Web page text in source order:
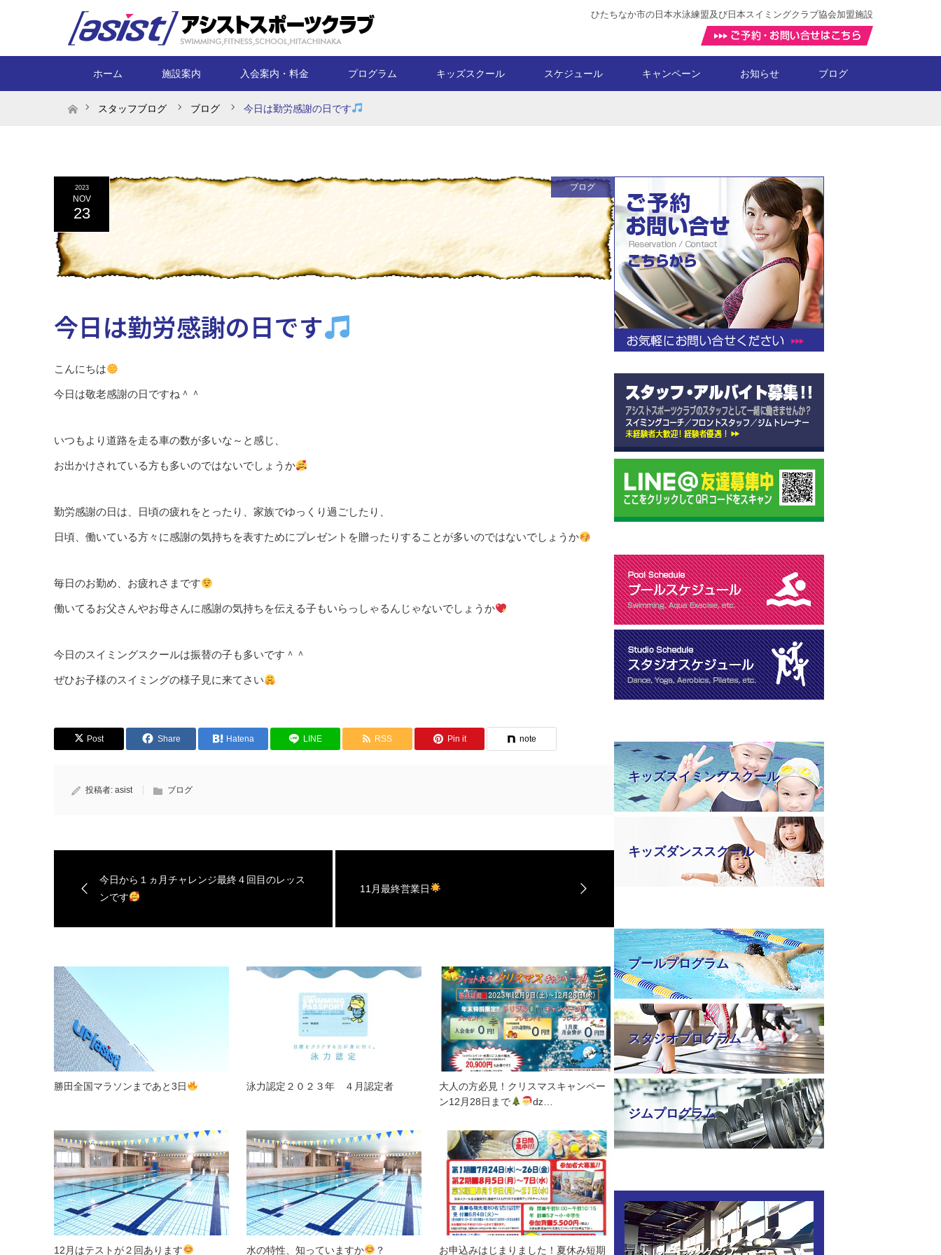
ひたちなか市の日本水泳練盟及び日本スイミングクラブ協会加盟施設
ホーム 施設案内 入会案内・料金 プログラム キッズスクール スケジュール キャンペーン お知らせ ブログ
ホームスタッフブログ ブログ 今日は勤労感謝の日です
2023
NOV
23
ブログ
今日は勤労感謝の日です
こんにちは
今日は敬老感謝の日ですね＾＾
いつもより道路を走る車の数が多いな～と感じ、
お出かけされている方も多いのではないでしょうか
勤労感謝の日は、日頃の疲れをとったり、家族でゆっくり過ごしたり、
日頃、働いている方々に感謝の気持ちを表すためにプレゼントを贈ったりすることが多いのではないでしょうか
毎日のお勤め、お疲れさまです
働いてるお父さんやお母さんに感謝の気持ちを伝える子もいらっしゃるんじゃないでしょうか
今日のスイミングスクールは振替の子も多いです＾＾
ぜひお子様のスイミングの様子見に来てさい
Post Share Hatena LINE RSS Pin it note
投稿者: asist ブログ
今日から１ヵ月チャレンジ最終４回目のレッス
ンです
11月最終営業日
勝田全国マラソンまであと3日 泳力認定２０２３年 ４月認定者
大人の方必見！クリスマスキャンペー
ン12月28日まで
ǳ…
12月はテストが２回あります 水の特性、知っていますか ？ お申込みはじまりました！夏休み短期
キッズスイミングスクール
キッズダンススクール
プールプログラム
スタジオプログラム
ジムプログラム